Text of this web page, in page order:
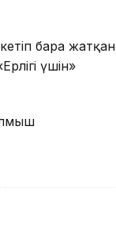
бара жатқан
үшін»